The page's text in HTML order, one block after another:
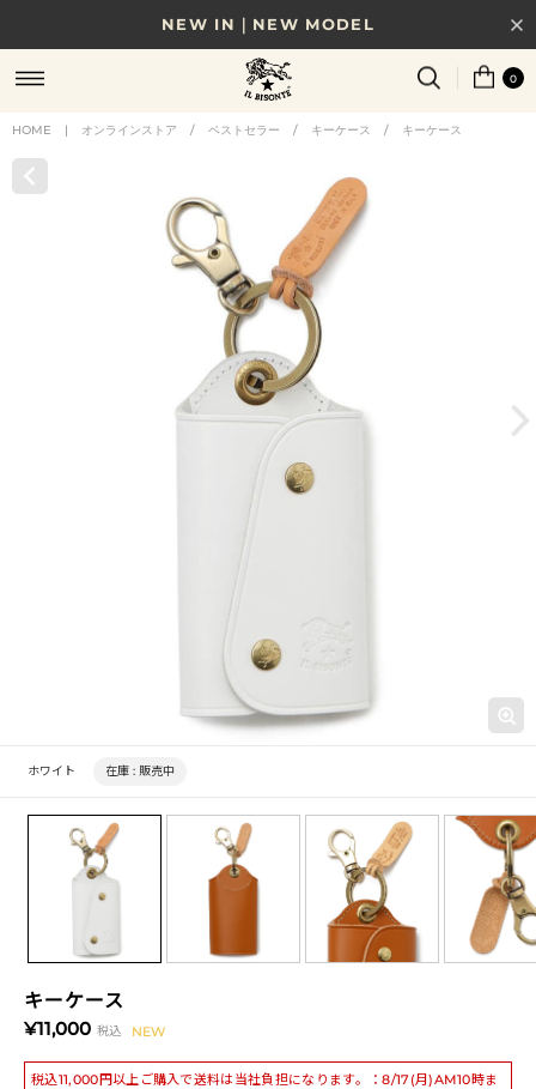
NEW IN｜NEW MODEL
8/17(月)10時まで｜税込11,000円以上で送料無料
贈る相手やシーンから選べる、新しいギフトガイド
0
HOME | オンラインストア / ベストセラー / キーケース / キーケース
キーケース
¥11,000 税込 NEW
税込11,000円以上ご購入で送料は当社負担になります。：8/17(月)AM10時ま
ホワイト 在庫 : 販売中